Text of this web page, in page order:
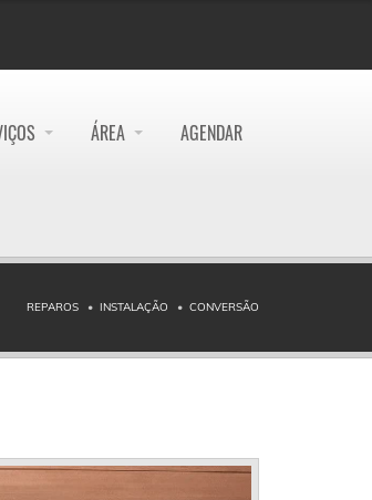
ÁREA AGENDAR
REPAROS INSTALAÇÃO CONVERSÃO